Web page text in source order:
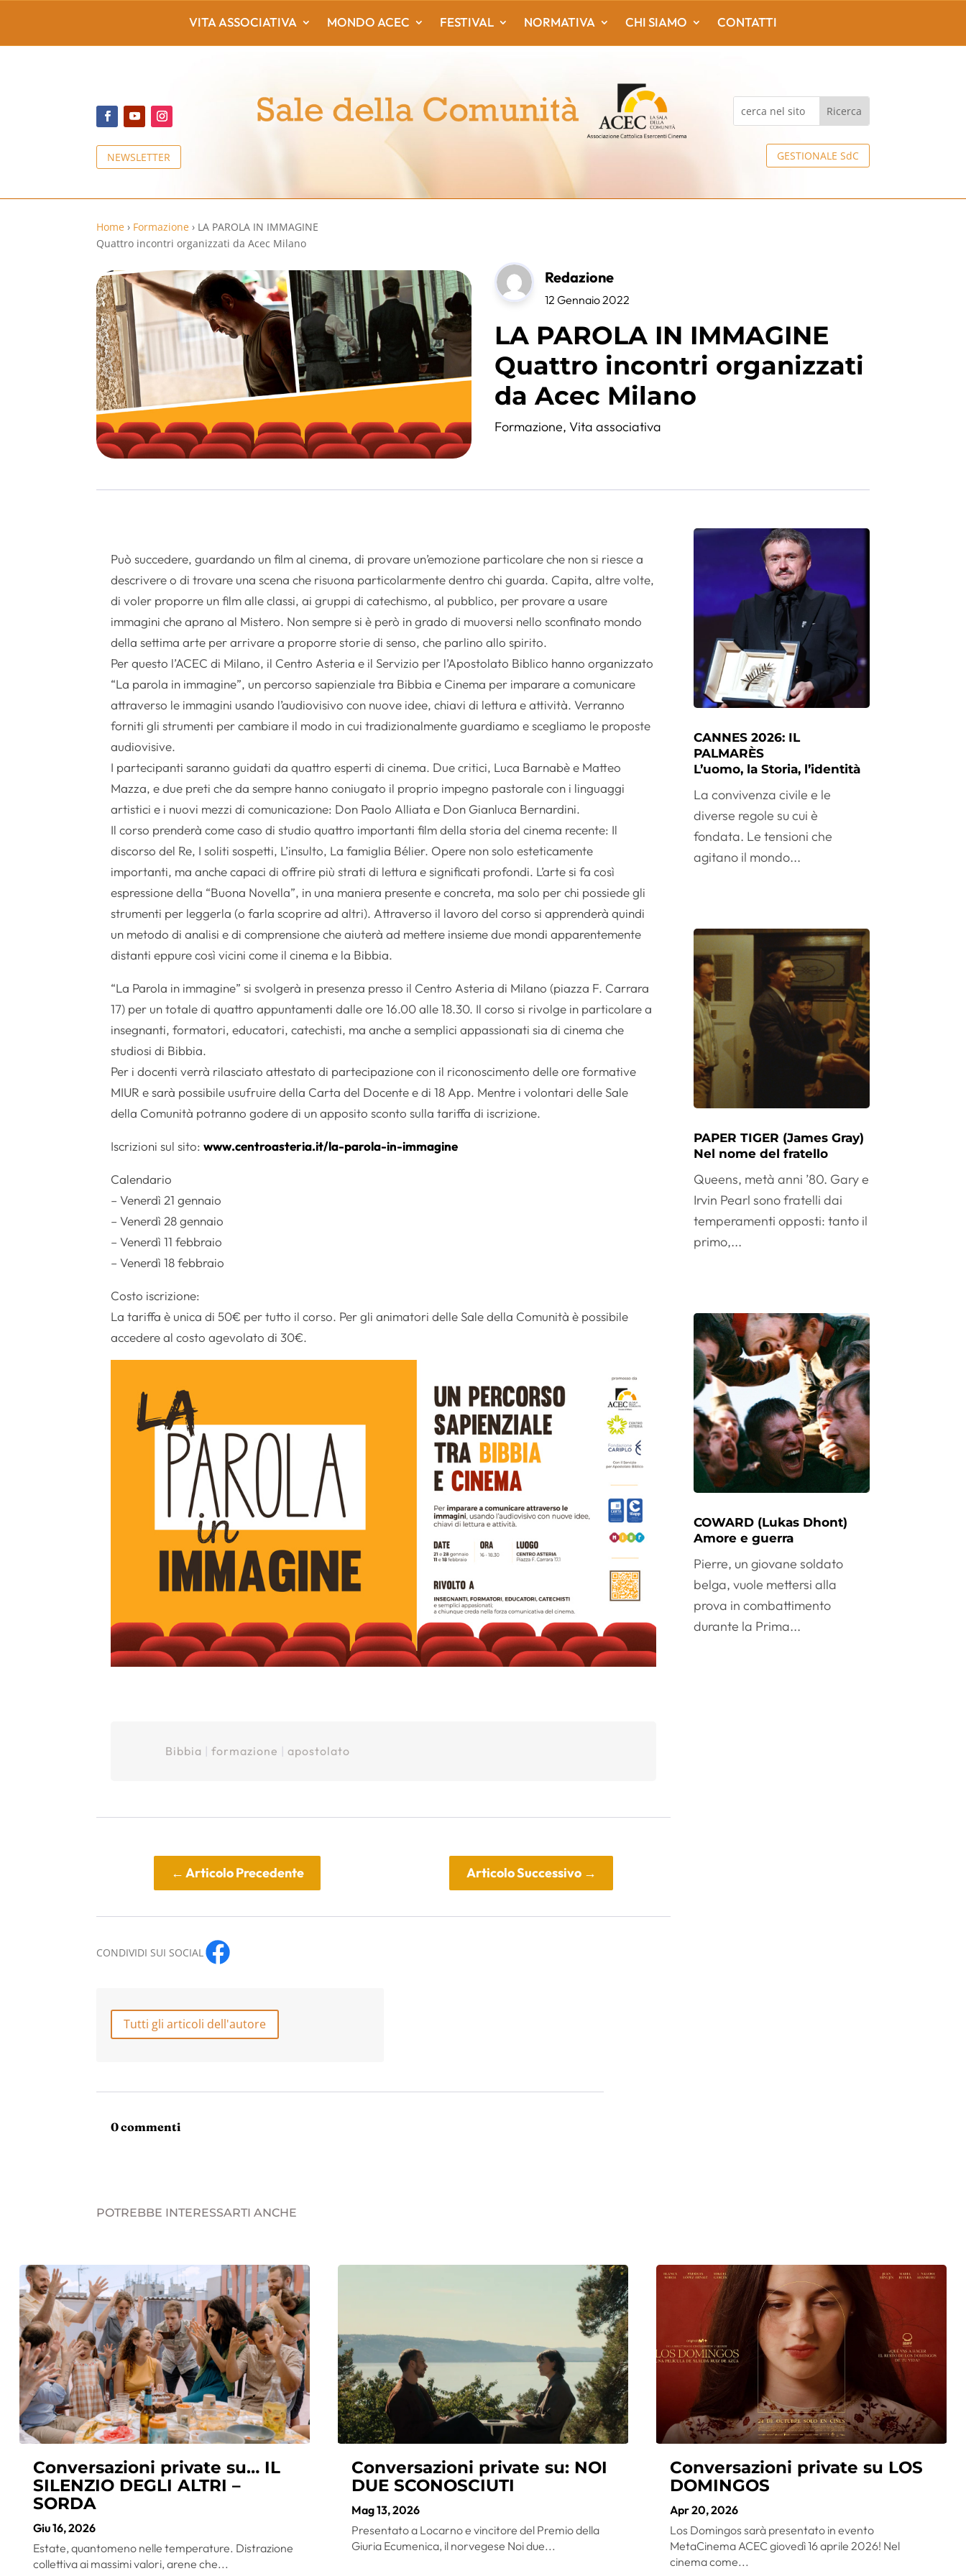
NEWSLETTER GESTIONALE SdC
VITA ASSOCIATIVA MONDO ACEC FESTIVAL NORMATIVA CHI SIAMO CONTATTI
Home › Formazione › LA PAROLA IN IMMAGINE
Quattro incontri organizzati da Acec Milano
Redazione
12 Gennaio 2022
LA PAROLA IN IMMAGINE
Quattro incontri organizzati
da Acec Milano
Formazione,Vita associativa
Può succedere, guardando un film al cinema, di provare un’emozione particolare che non si riesce a
descrivere o di trovare una scena che risuona particolarmente dentro chi guarda. Capita, altre volte,
di voler proporre un film alle classi, ai gruppi di catechismo, al pubblico, per provare a usare
immagini che aprano al Mistero. Non sempre si è però in grado di muoversi nello sconfinato mondo
della settima arte per arrivare a proporre storie di senso, che parlino allo spirito.
Per questo l’ACEC di Milano, il Centro Asteria e il Servizio per l’Apostolato Biblico hanno organizzato
“La parola in immagine”, un percorso sapienziale tra Bibbia e Cinema per imparare a comunicare
attraverso le immagini usando l’audiovisivo con nuove idee, chiavi di lettura e attività. Verranno
forniti gli strumenti per cambiare il modo in cui tradizionalmente guardiamo e scegliamo le proposte
audiovisive.
I partecipanti saranno guidati da quattro esperti di cinema. Due critici, Luca Barnabè e Matteo
Mazza, e due preti che da sempre hanno coniugato il proprio impegno pastorale con i linguaggi
artistici e i nuovi mezzi di comunicazione: Don Paolo Alliata e Don Gianluca Bernardini.
Il corso prenderà come caso di studio quattro importanti film della storia del cinema recente: Il
discorso del Re, I soliti sospetti, L’insulto, La famiglia Bélier. Opere non solo esteticamente
importanti, ma anche capaci di offrire più strati di lettura e significati profondi. L’arte si fa così
espressione della “Buona Novella”, in una maniera presente e concreta, ma solo per chi possiede gli
strumenti per leggerla (o farla scoprire ad altri). Attraverso il lavoro del corso si apprenderà quindi
un metodo di analisi e di comprensione che aiuterà ad mettere insieme due mondi apparentemente
distanti eppure così vicini come il cinema e la Bibbia.
“La Parola in immagine” si svolgerà in presenza presso il Centro Asteria di Milano (piazza F. Carrara
17) per un totale di quattro appuntamenti dalle ore 16.00 alle 18.30. Il corso si rivolge in particolare a
insegnanti, formatori, educatori, catechisti, ma anche a semplici appassionati sia di cinema che
studiosi di Bibbia.
Per i docenti verrà rilasciato attestato di partecipazione con il riconoscimento delle ore formative
MIUR e sarà possibile usufruire della Carta del Docente e di 18 App. Mentre i volontari delle Sale
della Comunità potranno godere di un apposito sconto sulla tariffa di iscrizione.
Iscrizioni sul sito:www.centroasteria.it/la-parola-in-immagine
Calendario
– Venerdì 21 gennaio
– Venerdì 28 gennaio
– Venerdì 11 febbraio
– Venerdì 18 febbraio
Costo iscrizione:
La tariffa è unica di 50€ per tutto il corso. Per gli animatori delle Sale della Comunità è possibile
accedere al costo agevolato di 30€.
Bibbia |formazione |apostolato
← Articolo Precedente Articolo Successivo→
CONDIVIDI SUI SOCIAL
Tutti gli articoli dell'autore
CANNES 2026: IL
PALMARÈS
L’uomo, la Storia, l’identità
La convivenza civile e le
diverse regole su cui è
fondata. Le tensioni che
agitano il mondo...
PAPER TIGER (James Gray)
Nel nome del fratello
Queens, metà anni ’80. Gary e
Irvin Pearl sono fratelli dai
temperamenti opposti: tanto il
primo,...
COWARD (Lukas Dhont)
Amore e guerra
Pierre, un giovane soldato
belga, vuole mettersi alla
prova in combattimento
durante la Prima...
0 commenti
POTREBBE INTERESSARTI ANCHE
Conversazioni private su… IL
SILENZIO DEGLI ALTRI –
SORDA
Giu 16, 2026
Estate, quantomeno nelle temperature. Distrazione
collettiva ai massimi valori, arene che...
Conversazioni private su: NOI
DUE SCONOSCIUTI
Mag 13, 2026
Presentato a Locarno e vincitore del Premio della
Giuria Ecumenica, il norvegese Noi due...
Conversazioni private su LOS
DOMINGOS
Apr 20, 2026
Los Domingos sarà presentato in evento
MetaCinema ACEC giovedì 16 aprile 2026! Nel
cinema come...